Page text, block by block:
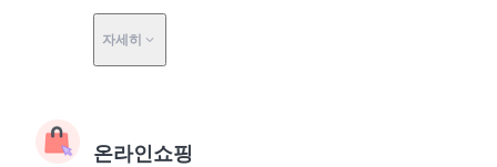
자세히
온라인쇼핑